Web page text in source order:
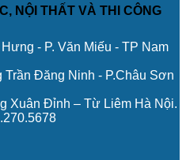
NỘI THẤT VÀ THI CÔNG
- P. Văn Miếu - TP Nam
Đăng Ninh - P.Châu Sơn
Xuân Đỉnh – Từ Liêm Hà Nội.